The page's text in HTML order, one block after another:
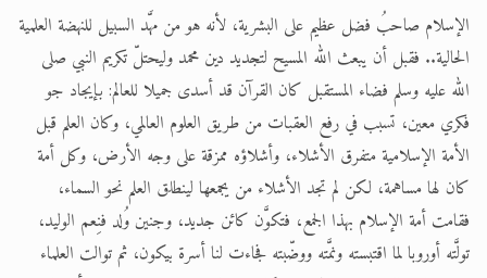
الإسلام صاحبُ فضل عظيم على البشرية، لأنه هو من مهَّد السبيل للنهضة العلمية
الحالية.. فقبل أن يبعث الله المسيح لتجديد دين محمد وليحتلّ تكريم النبي صلى
الله عليه وسلم فضاء المستقبل كان القرآن قد أسدى جميلا للعالم: بإيجاد جو
فكري معين، تسبب في رفع العقبات من طريق العلوم العالمي، وكان العلم قبل
الأمة الإسلامية متفرق الأشلاء، وأشلاؤه ممزقة على وجه الأرض، وكل أمة
كان لها مساهمة، لكن لم تجد الأشلاء من يجمعها لينطلق العلم نحو السماء،
فقامت أمة الإسلام بهذا الجمع، فتكوَّن كائن جديد، وجنين وُلد فنِعم الوليد،
تولَّته أوروبا لما اقتبسته ونمَّته ووضّبته فجاءت لنا أسرة بيكون، ثم توالت العلماء